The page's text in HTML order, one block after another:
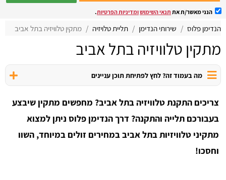
הנני מאשר/ת את תנאי השימושומדיניות הפרטיות.
הנדימן פלוס שירותי הנדימן תליית טלויזיה מתקין טלוויזיה בתל אביב
מתקין טלוויזיה בתל אביב
מה בעמוד זה? לחץ לפתיחת תוכן עניינים
צריכים התקנת טלוויזיה בתל אביב? מחפשים מתקין שיבצע
בעבורכם תלייה והתקנה? דרך הנדימן פלוס ניתן למצוא
מתקיני טלוויזיות בתל אביב במחירים זולים במיוחד, השוו
וחסכו!